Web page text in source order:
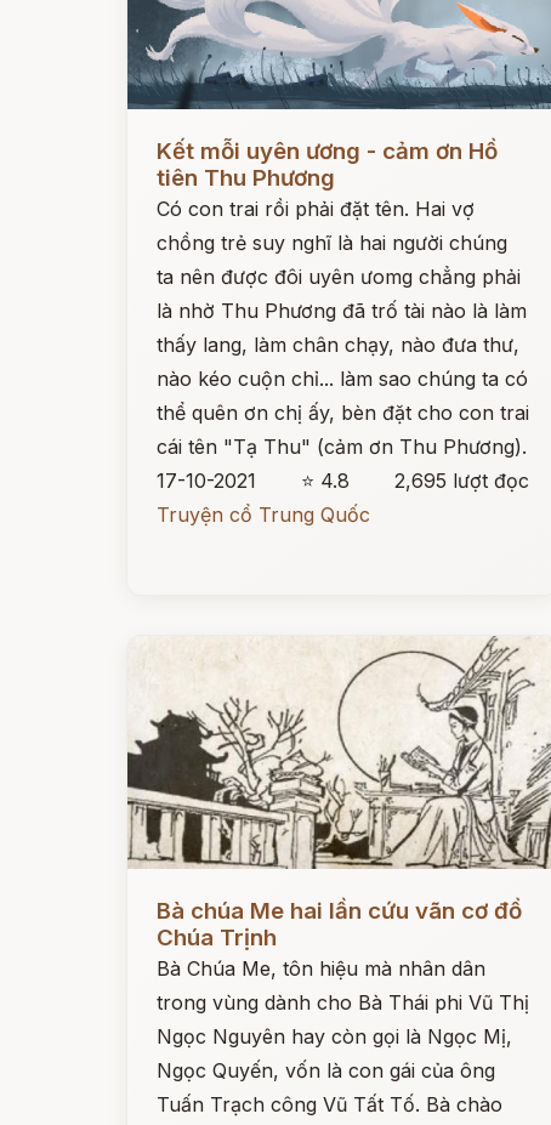
Đọc ngay
Kết mỗi uyên ương - cảm ơn Hồ
tiên Thu Phương
Có con trai rồi phải đặt tên. Hai vợ
chồng trẻ suy nghĩ là hai người chúng
ta nên được đôi uyên ưomg chẳng phải
là nhờ Thu Phương đã trố tài nào là làm
thấy lang, làm chân chạy, nào đưa thư,
nào kéo cuộn chỉ... làm sao chúng ta có
thể quên ơn chị ấy, bèn đặt cho con trai
cái tên "Tạ Thu" (cảm ơn Thu Phương).
17-10-2021
⭐ 4.8
2,695 lượt đọc
Truyện cổ Trung Quốc
Bà chúa Me hai lần cứu vãn cơ đồ
Chúa Trịnh
Bà Chúa Me, tôn hiệu mà nhân dân
trong vùng dành cho Bà Thái phi Vũ Thị
Ngọc Nguyên hay còn gọi là Ngọc Mị,
Ngọc Quyến, vốn là con gái của ông
Tuấn Trạch công Vũ Tất Tố. Bà chào